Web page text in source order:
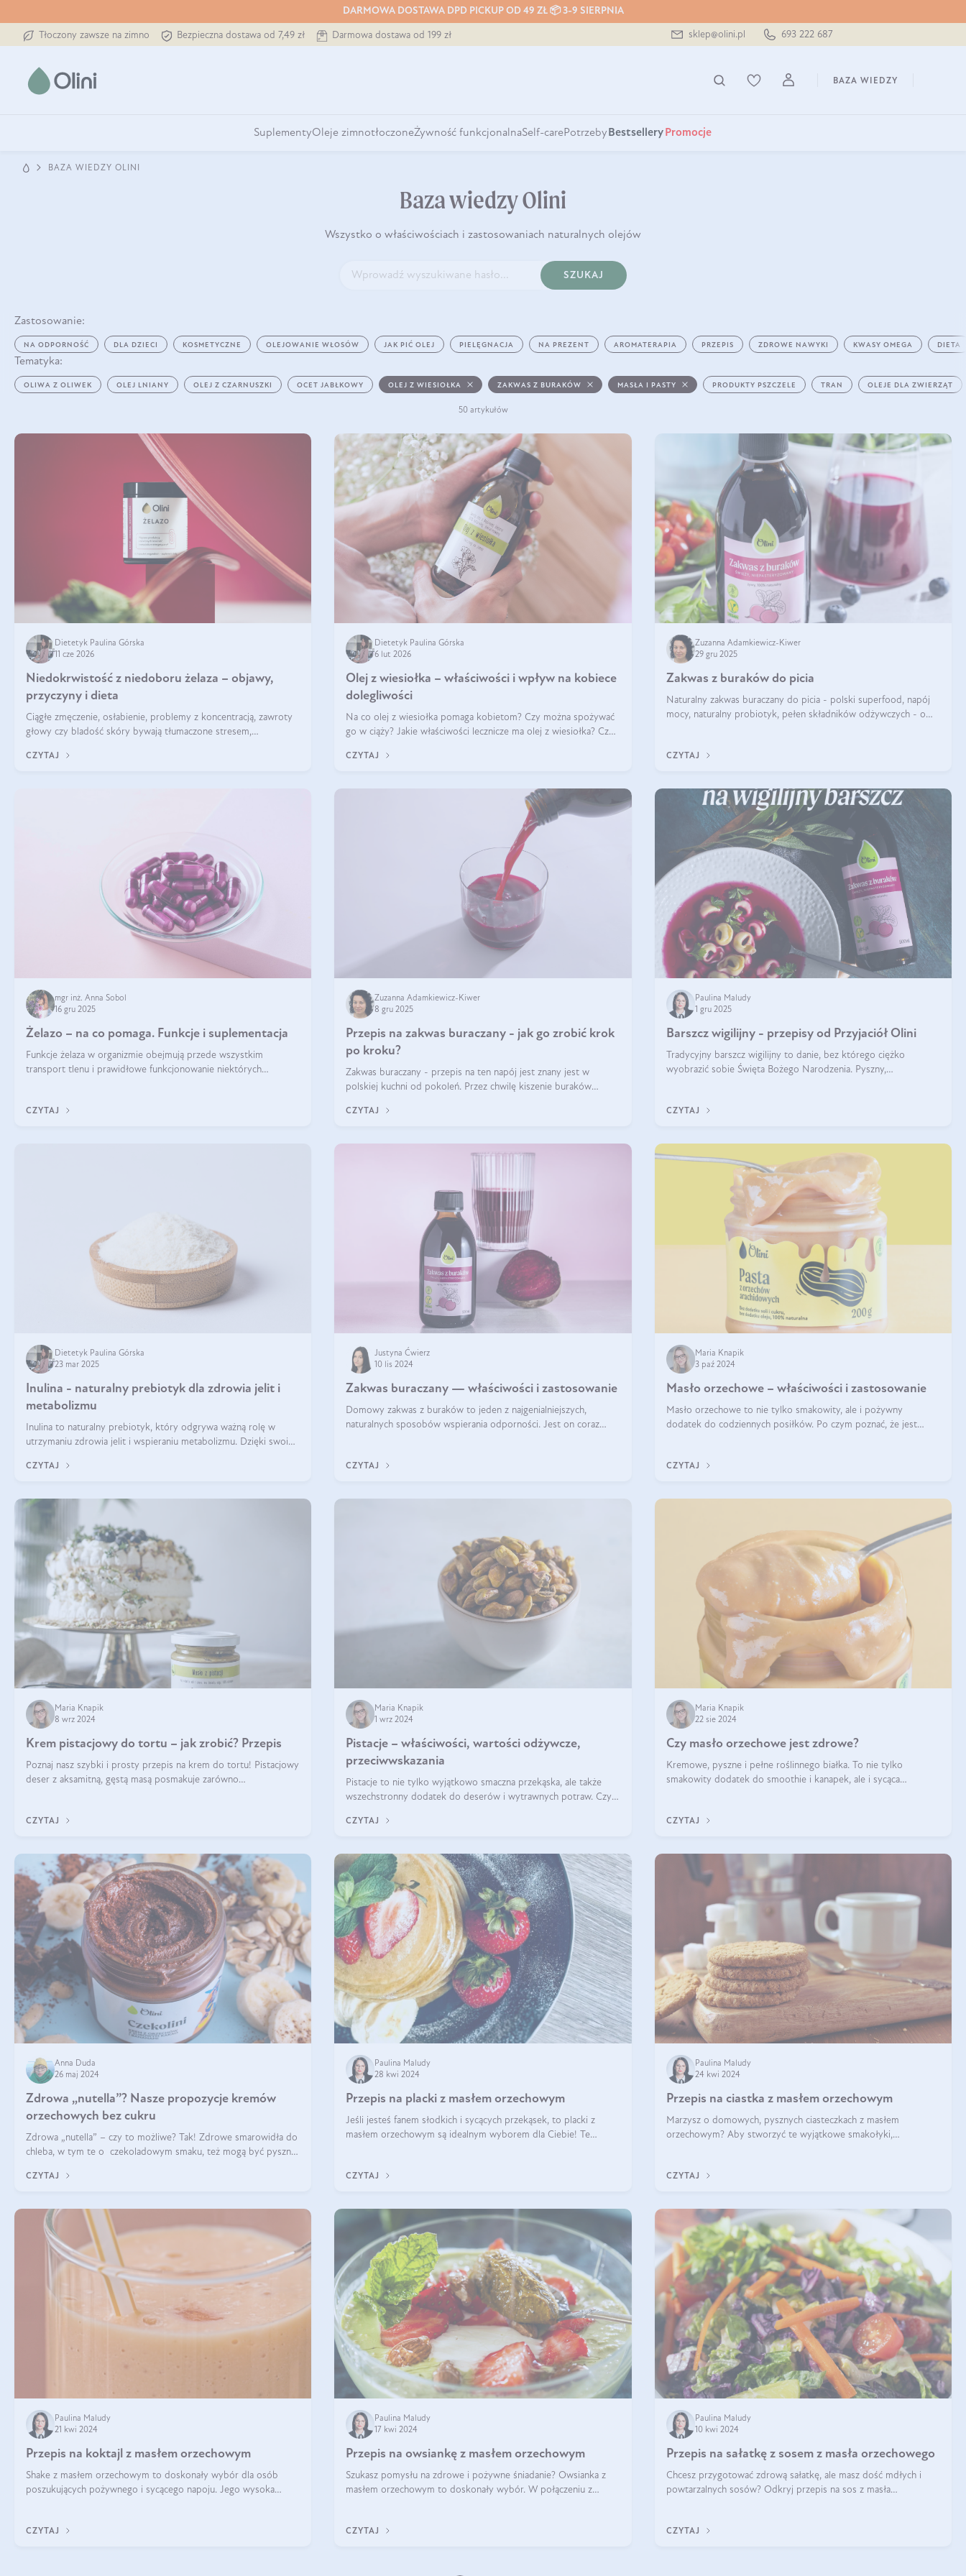
DARMOWA DOSTAWA DPD PICKUP OD 49 ZŁ 📦 3-9 SIERPNIA
Tłoczony zawsze na zimno Bezpieczna dostawa od 7,49 zł Darmowa dostawa od 199 zł sklep@olini.pl 693 222 687
BAZA WIEDZY
SuplementyOleje zimnotłoczoneŻywność funkcjonalnaSelf-carePotrzeby Bestsellery Promocje
BAZA WIEDZY OLINI
Baza wiedzy Olini
Wszystko o właściwościach i zastosowaniach naturalnych olejów
SZUKAJ
Zastosowanie:
NA ODPORNOŚĆ DLA DZIECI KOSMETYCZNE OLEJOWANIE WŁOSÓW JAK PIĆ OLEJ PIELĘGNACJA NA PREZENT AROMATERAPIA PRZEPIS ZDROWE NAWYKI KWASY OMEGA DIETA
Tematyka:
OLIWA Z OLIWEK OLEJ LNIANY OLEJ Z CZARNUSZKI OCET JABŁKOWY OLEJ Z WIESIOŁKA ZAKWAS Z BURAKÓW MASŁA I PASTY PRODUKTY PSZCZELE TRAN OLEJE DLA ZWIERZĄT
50 artykułów
Dietetyk Paulina Górska
11 cze 2026
Niedokrwistość z niedoboru żelaza – objawy,
przyczyny i dieta
Ciągłe zmęczenie, osłabienie, problemy z koncentracją, zawroty
głowy czy bladość skóry bywają tłumaczone stresem,
może być niedokrwistość z niedoboru żelaza.
CZYTAJ
Dietetyk Paulina Górska
6 lut 2026
Olej z wiesiołka – właściwości i wpływ na kobiece
dolegliwości
Na co olej z wiesiołka pomaga kobietom? Czy można spożywać
go w ciąży? Jakie właściwości lecznicze ma olej z wiesiołka? Czy
efekty? Jaka jes
CZYTAJ
Zuzanna Adamkiewicz-Kiwer
29 gru 2025
Zakwas z buraków do picia
Naturalny zakwas buraczany do picia - polski superfood, napój
mocy, naturalny probiotyk, pełen składników odżywczych - o
CZYTAJ
mgr inż. Anna Sobol
16 gru 2025
Żelazo – na co pomaga. Funkcje i suplementacja
Funkcje żelaza w organizmie obejmują przede wszystkim
transport tlenu i prawidłowe funkcjonowanie niektórych
etapie życia.
CZYTAJ
Zuzanna Adamkiewicz-Kiwer
8 gru 2025
Przepis na zakwas buraczany - jak go zrobić krok
po kroku?
Zakwas buraczany - przepis na ten napój jest znany jest w
polskiej kuchni od pokoleń. Przez chwilę kiszenie buraków
na fali popularności na
CZYTAJ
Paulina Maludy
1 gru 2025
Barszcz wigilijny - przepisy od Przyjaciół Olini
Tradycyjny barszcz wigilijny to danie, bez którego ciężko
wyobrazić sobie Święta Bożego Narodzenia. Pyszny,
CZYTAJ
Dietetyk Paulina Górska
23 mar 2025
Inulina - naturalny prebiotyk dla zdrowia jelit i
metabolizmu
Inulina to naturalny prebiotyk, który odgrywa ważną rolę w
utrzymaniu zdrowia jelit i wspieraniu metabolizmu. Dzięki swoim
jelitowych, co ma pozy
CZYTAJ
Justyna Ćwierz
10 lis 2024
Zakwas buraczany — właściwości i zastosowanie
Domowy zakwas z buraków to jeden z najgenialniejszych,
naturalnych sposobów wspierania odporności. Jest on coraz
CZYTAJ
Maria Knapik
3 paź 2024
Masło orzechowe – właściwości i zastosowanie
Masło orzechowe to nie tylko smakowity, ale i pożywny
dodatek do codziennych posiłków. Po czym poznać, że jest
CZYTAJ
Maria Knapik
8 wrz 2024
Krem pistacjowy do tortu – jak zrobić? Przepis
Poznaj nasz szybki i prosty przepis na krem do tortu! Pistacjowy
deser z aksamitną, gęstą masą posmakuje zarówno
CZYTAJ
Maria Knapik
1 wrz 2024
Pistacje – właściwości, wartości odżywcze,
przeciwwskazania
Pistacje to nie tylko wyjątkowo smaczna przekąska, ale także
wszechstronny dodatek do deserów i wytrawnych potraw. Czy
każdy może się ni
CZYTAJ
Maria Knapik
22 sie 2024
Czy masło orzechowe jest zdrowe?
Kremowe, pyszne i pełne roślinnego białka. To nie tylko
smakowity dodatek do smoothie i kanapek, ale i sycąca
CZYTAJ
Anna Duda
26 maj 2024
Zdrowa „nutella”? Nasze propozycje kremów
orzechowych bez cukru
Zdrowa „nutella” – czy to możliwe? Tak! Zdrowe smarowidła do
chleba, w tym te o czekoladowym smaku, też mogą być pyszne.
CZYTAJ
Paulina Maludy
28 kwi 2024
Przepis na placki z masłem orzechowym
Jeśli jesteś fanem słodkich i sycących przekąsek, to placki z
masłem orzechowym są idealnym wyborem dla Ciebie! Te
CZYTAJ
Paulina Maludy
24 kwi 2024
Przepis na ciastka z masłem orzechowym
Marzysz o domowych, pysznych ciasteczkach z masłem
orzechowym? Aby stworzyć te wyjątkowe smakołyki,
CZYTAJ
Paulina Maludy
21 kwi 2024
Przepis na koktajl z masłem orzechowym
Shake z masłem orzechowym to doskonały wybór dla osób
poszukujących pożywnego i sycącego napoju. Jego wysoka
CZYTAJ
Paulina Maludy
17 kwi 2024
Przepis na owsiankę z masłem orzechowym
Szukasz pomysłu na zdrowe i pożywne śniadanie? Owsianka z
masłem orzechowym to doskonały wybór. W połączeniu z
CZYTAJ
Paulina Maludy
10 kwi 2024
Przepis na sałatkę z sosem z masła orzechowego
Chcesz przygotować zdrową sałatkę, ale masz dość mdłych i
powtarzalnych sosów? Odkryj przepis na sos z masła
CZYTAJ